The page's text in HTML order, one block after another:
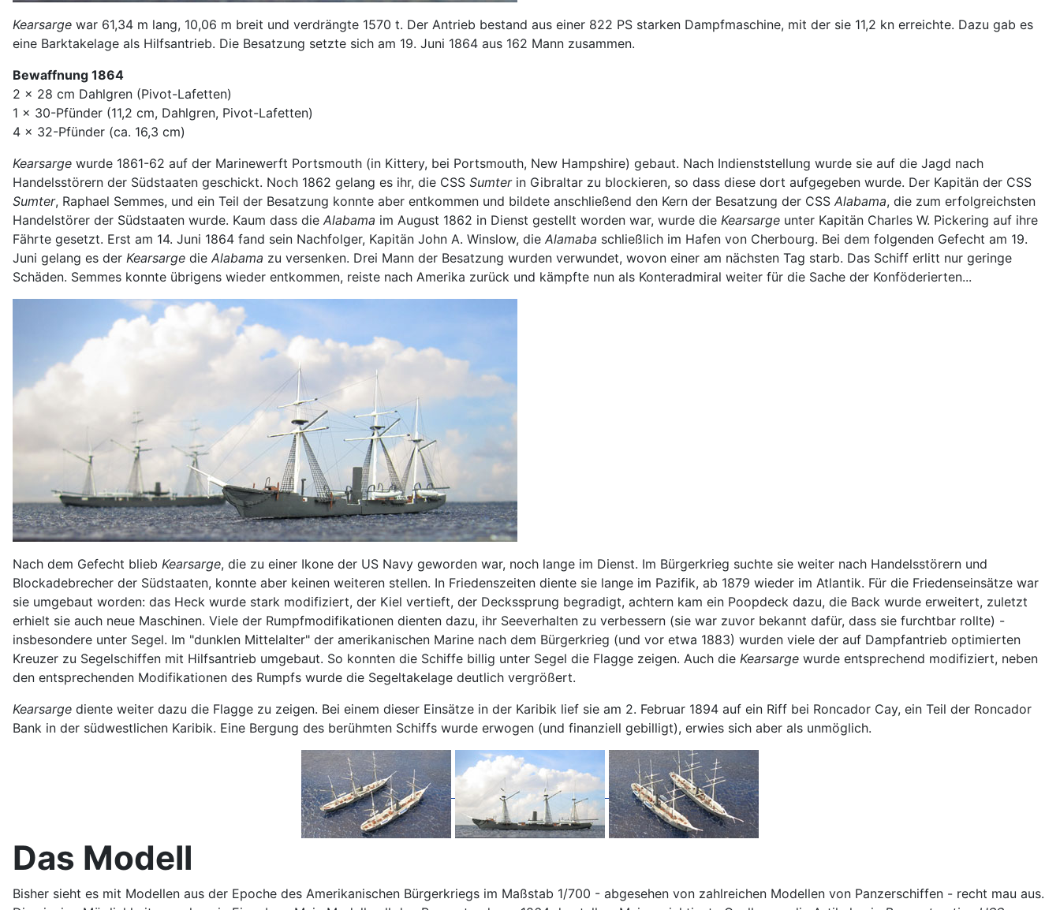
Kearsarge war 61,34 m lang, 10,06 m breit und verdrängte 1570 t. Der Antrieb bestand aus einer 822 PS starken Dampfmaschine, mit der sie 11,2 kn erreichte. Dazu gab es
eine Barktakelage als Hilfsantrieb. Die Besatzung setzte sich am 19. Juni 1864 aus 162 Mann zusammen.
Bewaffnung 1864
2 x 28 cm Dahlgren (Pivot-Lafetten)
1 x 30-Pfünder (11,2 cm, Dahlgren, Pivot-Lafetten)
4 x 32-Pfünder (ca. 16,3 cm)
Kearsarge wurde 1861-62 auf der Marinewerft Portsmouth (in Kittery, bei Portsmouth, New Hampshire) gebaut. Nach Indienststellung wurde sie auf die Jagd nach
Handelsstörern der Südstaaten geschickt. Noch 1862 gelang es ihr, die CSS Sumterin Gibraltar zu blockieren, so dass diese dort aufgegeben wurde. Der Kapitän der CSS
Sumter, Raphael Semmes, und ein Teil der Besatzung konnte aber entkommen und bildete anschließend den Kern der Besatzung der CSS Alabama, die zum erfolgreichsten
Handelstörer der Südstaaten wurde. Kaum dass die Alabama im August 1862 in Dienst gestellt worden war, wurde die Kearsarge unter Kapitän Charles W. Pickering auf ihre
Fährte gesetzt. Erst am 14. Juni 1864 fand sein Nachfolger, Kapitän John A. Winslow, die Alamaba schließlich im Hafen von Cherbourg. Bei dem folgenden Gefecht am 19.
Juni gelang es der Kearsarge die Alabama zu versenken. Drei Mann der Besatzung wurden verwundet, wovon einer am nächsten Tag starb. Das Schiff erlitt nur geringe
Schäden. Semmes konnte übrigens wieder entkommen, reiste nach Amerika zurück und kämpfte nun als Konteradmiral weiter für die Sache der Konföderierten...
Nach dem Gefecht blieb Kearsarge, die zu einer Ikone der US Navy geworden war, noch lange im Dienst. Im Bürgerkrieg suchte sie weiter nach Handelsstörern und
Blockadebrecher der Südstaaten, konnte aber keinen weiteren stellen. In Friedenszeiten diente sie lange im Pazifik, ab 1879 wieder im Atlantik. Für die Friedenseinsätze war
sie umgebaut worden: das Heck wurde stark modifiziert, der Kiel vertieft, der Deckssprung begradigt, achtern kam ein Poopdeck dazu, die Back wurde erweitert, zuletzt
erhielt sie auch neue Maschinen. Viele der Rumpfmodifikationen dienten dazu, ihr Seeverhalten zu verbessern (sie war zuvor bekannt dafür, dass sie furchtbar rollte) -
insbesondere unter Segel. Im "dunklen Mittelalter" der amerikanischen Marine nach dem Bürgerkrieg (und vor etwa 1883) wurden viele der auf Dampfantrieb optimierten
Kreuzer zu Segelschiffen mit Hilfsantrieb umgebaut. So konnten die Schiffe billig unter Segel die Flagge zeigen. Auch die Kearsarge wurde entsprechend modifiziert, neben
den entsprechenden Modifikationen des Rumpfs wurde die Segeltakelage deutlich vergrößert.
Kearsarge diente weiter dazu die Flagge zu zeigen. Bei einem dieser Einsätze in der Karibik lief sie am 2. Februar 1894 auf ein Riff bei Roncador Cay, ein Teil der Roncador
Bank in der südwestlichen Karibik. Eine Bergung des berühmten Schiffs wurde erwogen (und finanziell gebilligt), erwies sich aber als unmöglich.
Das Modell
Bisher sieht es mit Modellen aus der Epoche des Amerikanischen Bürgerkriegs im Maßstab 1/700 - abgesehen von zahlreichen Modellen von Panzerschiffen - recht mau aus.